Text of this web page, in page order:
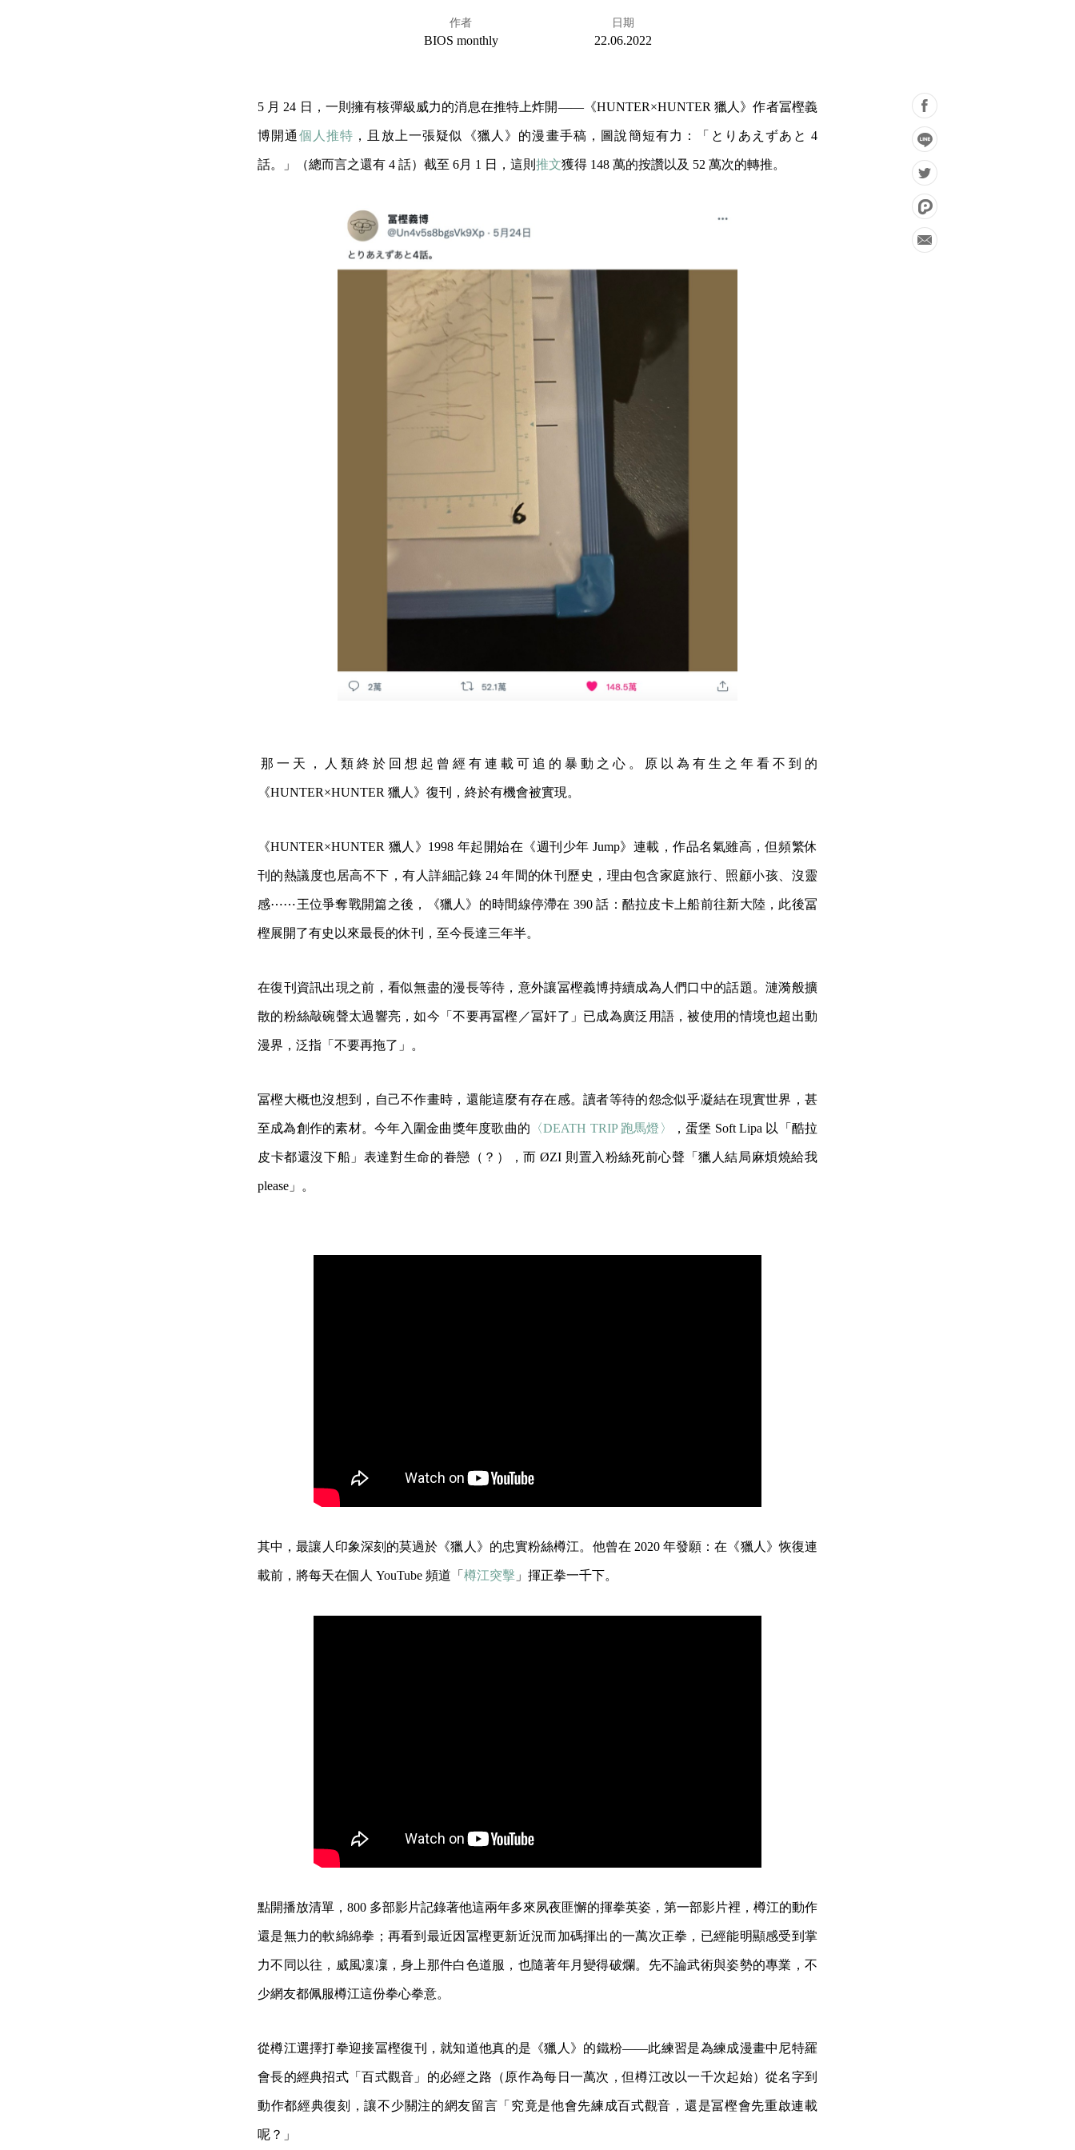
作者
BIOS monthly
日期
22.06.2022
5 月 24 日，一則擁有核彈級威力的消息在推特上炸開——《HUNTER×HUNTER 獵人》作者冨樫義
博開通 個人推特 ，且放上一張疑似《獵人》的漫畫手稿，圖說簡短有力：「とりあえずあと 4
話。」（總而言之還有 4 話）截至 6月 1 日，這則 推文獲得 148 萬的按讚以及 52 萬次的轉推。​
​那一天，人類終於回想起曾經有連載可追的暴動之心。原以為有生之年看不到的
《HUNTER×HUNTER 獵人》復刊，終於有機會被實現。​
《HUNTER×HUNTER 獵人》1998 年起開始在《週刊少年 Jump》連載，作品名氣雖高，但頻繁休
刊的熱議度也居高不下，有人詳細記錄 24 年間的休刊歷史，理由包含家庭旅行、照顧小孩、沒靈
感⋯⋯王位爭奪戰開篇之後，《獵人》的時間線停滯在 390 話：酷拉皮卡上船前往新大陸，此後冨
樫展開了有史以來最長的休刊，至今長達三年半。​
在復刊資訊出現之前，看似無盡的漫長等待，意外讓冨樫義博持續成為人們口中的話題。漣漪般擴
散的粉絲敲碗聲太過響亮，如今「不要再冨樫／冨奸了」已成為廣泛用語，被使用的情境也超出動
漫界，泛指「不要再拖了」。​
冨樫大概也沒想到，自己不作畫時，還能這麼有存在感。讀者等待的怨念似乎凝結在現實世界，甚
至成為創作的素材。今年入圍金曲獎年度歌曲的 〈DEATH TRIP 跑馬燈〉 ，蛋堡 Soft Lipa 以「酷拉
皮卡都還沒下船」表達對生命的眷戀（？），而 ØZI 則置入粉絲死前心聲「獵人結局麻煩燒給我
please」。
​其中，最讓人印象深刻的莫過於《獵人》的忠實粉絲樽江。他曾在 2020 年發願：在《獵人》恢復連
載前，將每天在個人 YouTube 頻道「 樽江突擊 」揮正拳一千下。​
點開播放清單，800 多部影片記錄著他這兩年多來夙夜匪懈的揮拳英姿，第一部影片裡，樽江的動作
還是無力的軟綿綿拳；再看到最近因冨樫更新近況而加碼揮出的一萬次正拳，已經能明顯感受到掌
力不同以往，威風凜凜，身上那件白色道服，也隨著年月變得破爛。先不論武術與姿勢的專業，不
少網友都佩服樽江這份拳心拳意。​
從樽江選擇打拳迎接冨樫復刊，就知道他真的是《獵人》的鐵粉——此練習是為練成漫畫中尼特羅
會長的經典招式「百式觀音」的必經之路（原作為每日一萬次，但樽江改以一千次起始）從名字到
動作都經典復刻，讓不少關注的網友留言「究竟是他會先練成百式觀音，還是冨樫會先重啟連載
呢？」​